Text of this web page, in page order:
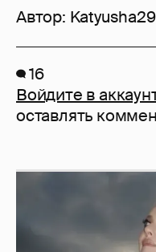
Автор: Katyusha29
16
Войдите в
оставлять